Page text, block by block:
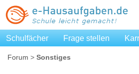
Schulfächer Frage stellen
Forum > Sonstiges